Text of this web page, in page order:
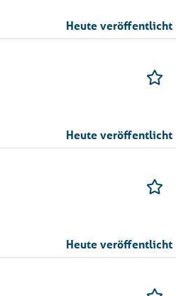
Heute veröffentlicht
Heute veröffentlicht
Heute veröffentlicht